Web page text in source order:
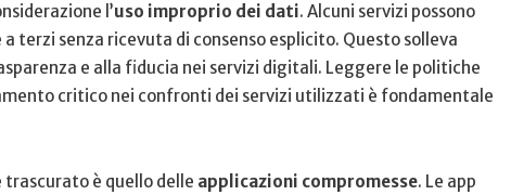
l’uso improprio dei ‍dati. Alcuni servizi possono
terzi senza ricevuta di consenso⁣ esplicito. Questo solleva
e alla ‍fiducia nei servizi ‍digitali. Leggere le politiche
critico nei confronti dei servizi utilizzati è fondamentale
è quello delle applicazioni compromesse. Le app